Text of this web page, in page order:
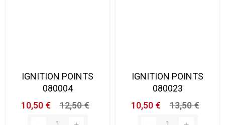
IGNITION POINTS
080004
10,50 €
12,50 €
IGNITION POINTS
080023
10,50 €
13,50 €